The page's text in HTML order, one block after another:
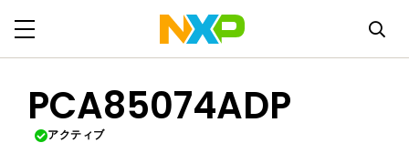
PCA85074ADP
アクティブ